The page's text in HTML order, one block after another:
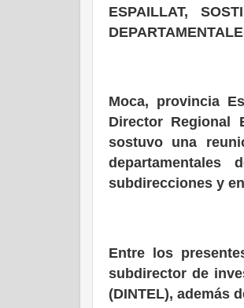
ESPAILLAT,
Moca, provincia
Director Regional
sostuvo una
subdirecciones y
Entre los
subdirector de
(DINTEL), además